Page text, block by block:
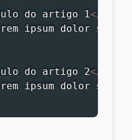
do artigo 1</
ipsum dolor sit
do artigo 2</
ipsum dolor sit